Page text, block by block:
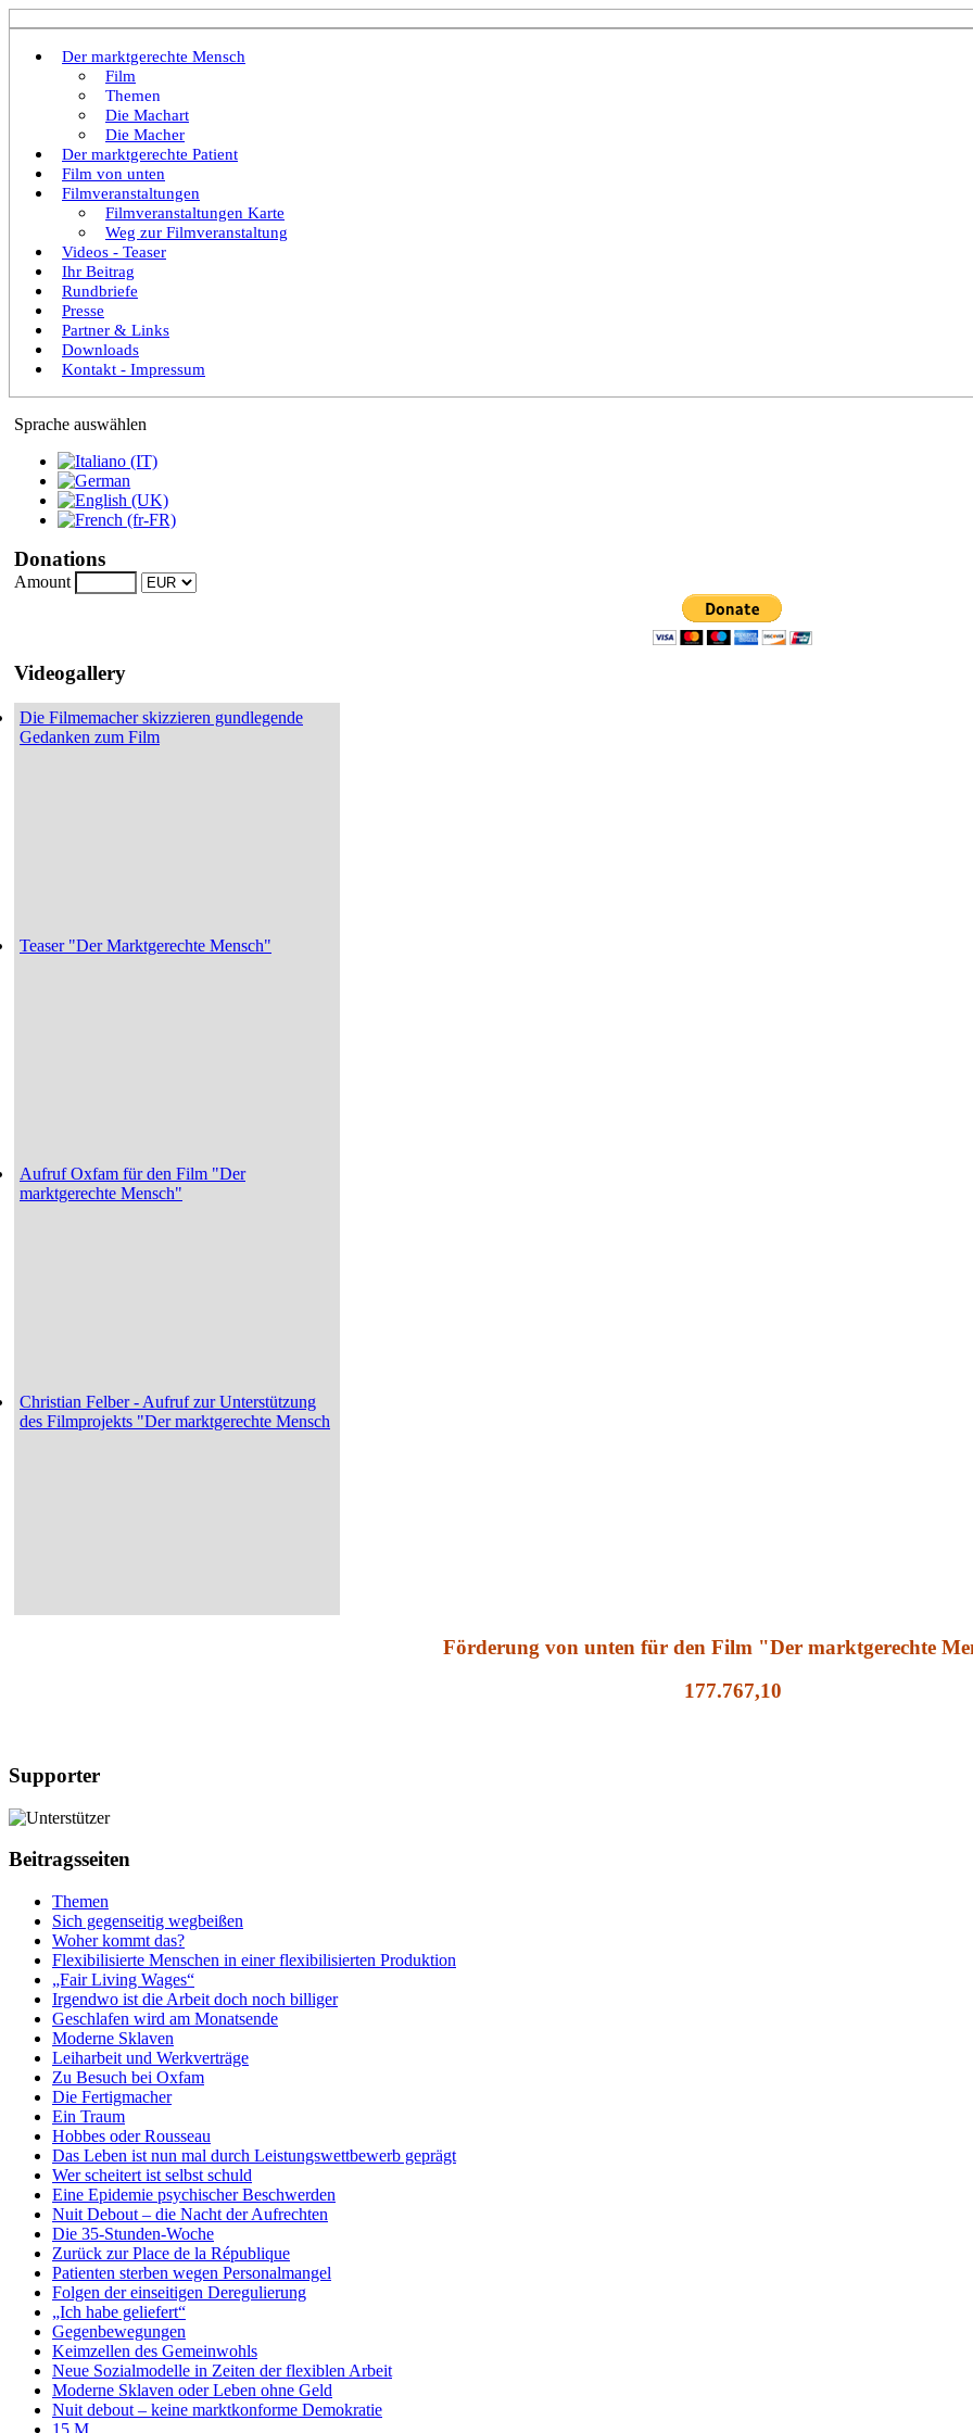
Der marktgerechte Mensch
Film
Themen
Die Machart
Die Macher
Der marktgerechte Patient
Film von unten
Filmveranstaltungen
Filmveranstaltungen Karte
Weg zur Filmveranstaltung
Videos - Teaser
Ihr Beitrag
Rundbriefe
Presse
Partner & Links
Downloads
Kontakt - Impressum
Sprache auswählen
Donations
Amount
Videogallery
Die Filmemacher skizzieren gundlegende
Gedanken zum Film
Teaser "Der Marktgerechte Mensch"
Aufruf Oxfam für den Film "Der
marktgerechte Mensch"
Christian Felber - Aufruf zur Unterstützung
des Filmprojekts "Der marktgerechte Mensch
Förderung von unten für den Film "Der marktgerechte
177.767,10
Supporter
Beitragsseiten
Themen
Sich gegenseitig wegbeißen
Woher kommt das?
Flexibilisierte Menschen in einer flexibilisierten Produktion
„Fair Living Wages“
Irgendwo ist die Arbeit doch noch billiger
Geschlafen wird am Monatsende
Moderne Sklaven
Leiharbeit und Werkverträge
Zu Besuch bei Oxfam
Die Fertigmacher
Ein Traum
Hobbes oder Rousseau
Das Leben ist nun mal durch Leistungswett­bewerb geprägt
Wer scheitert ist selbst schuld
Eine Epidemie psychischer Beschwerden
Nuit Debout – die Nacht der Aufrechten
Die 35-Stunden-Woche
Zurück zur Place de la République
Patienten sterben wegen Personalmangel
Folgen der einseitigen Deregulierung
„Ich habe geliefert“
Gegenbewegungen
Keimzellen des Gemeinwohls
Neue Sozialmodelle in Zeiten der flexiblen Arbeit
Moderne Sklaven oder Leben ohne Geld
Nuit debout – keine marktkonforme Demokratie
15 M